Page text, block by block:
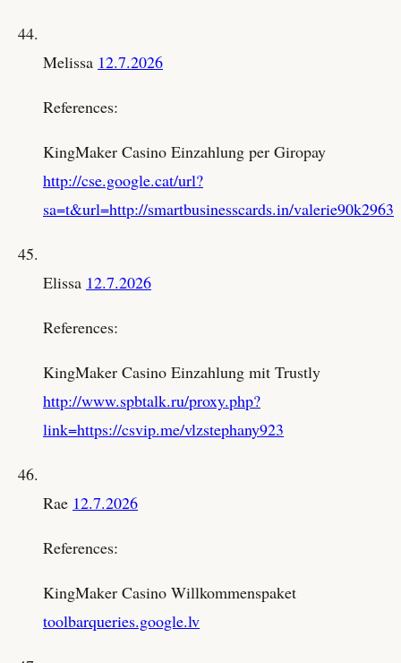
Melissa 12.7.2026
References:
KingMaker Casino Einzahlung per Giropay
http://cse.google.cat/url?
sa=t&url=http://smartbusinesscards.in/valerie90k2963
Elissa 12.7.2026
References:
KingMaker Casino Einzahlung mit Trustly
http://www.spbtalk.ru/proxy.php?
link=https://csvip.me/vlzstephany923
Rae 12.7.2026
References:
KingMaker Casino Willkommenspaket
toolbarqueries.google.lv